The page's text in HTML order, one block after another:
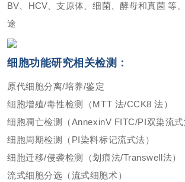
BV、HCV、支原体、细菌、酵母和真菌 等
途
细胞功能研究相关检测：
原代细胞分离/培养/鉴定
细胞增殖/毒性检测（MTT 法/CCK8 法）
细胞凋亡检测（AnnexinV FITC/PI双染流式
细胞周期检测（PI染料标记流式法）
细胞迁移/侵袭检测（划痕法/Transwell法）
流式细胞分选（流式细胞术）